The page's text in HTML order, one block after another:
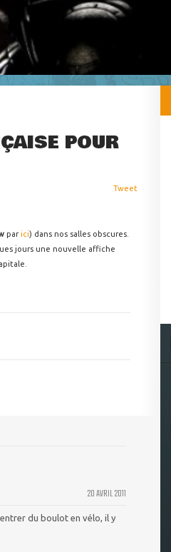
POUR
Tweet
parici) dans nos salles obscures.
jours une nouvelle affiche
20 AVRIL 2011
du boulot en vélo, il y